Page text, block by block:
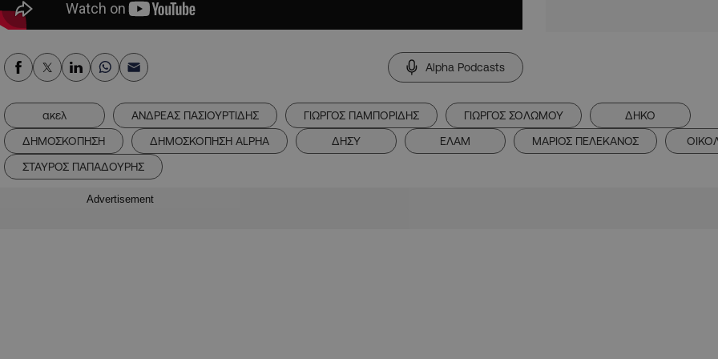
Alpha Podcasts
ακελ ΑΝΔΡΕΑΣ ΠΑΣΙΟΥΡΤΙΔΗΣ ΓΙΩΡΓΟΣ ΠΑΜΠΟΡΙΔΗΣ ΓΙΩΡΓΟΣ ΣΟΛΩΜΟΥ
ΔΗΚΟ
ΔΗΜΟΣΚΟΠΗΣΗ
ΔΗΜΟΣΚΟΠΗΣΗ ALPHA ΔΗΣΥ ΕΛΑΜ ΜΑΡΙΟΣ ΠΕΛΕΚΑΝΟΣ
ΣΤΑΥΡΟΣ ΠΑΠΑΔΟΥΡΗΣ
Advertisement